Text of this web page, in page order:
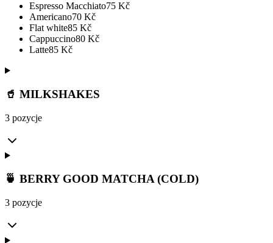
Espresso Macchiato75 Kč
Americano70 Kč
Flat white85 Kč
Cappuccino80 Kč
Latte85 Kč
🥤 MILKSHAKES
3 pozycje
🍵 BERRY GOOD MATCHA (COLD)
3 pozycje